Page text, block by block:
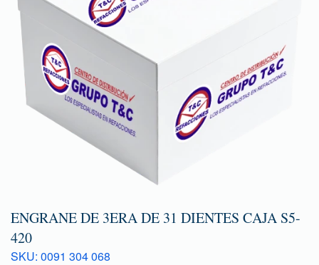
ENGRANE DE 3ERA DE 31 DIENTES CAJA S5-
420
SKU: 0091 304 068